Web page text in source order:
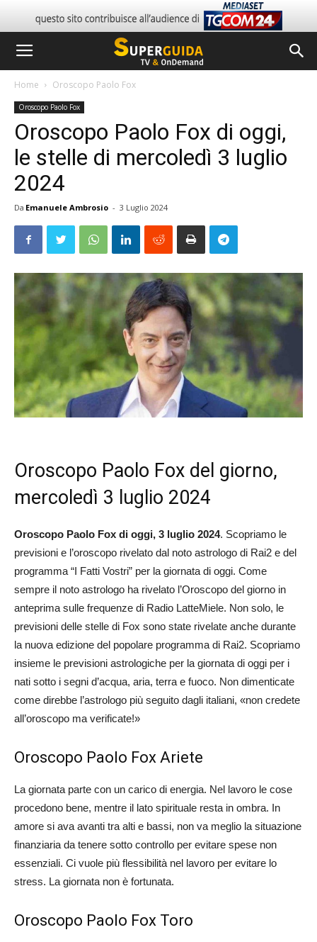
Home Oroscopo Paolo Fox
Oroscopo Paolo Fox
Oroscopo Paolo Fox di oggi,
le stelle di mercoledì 3 luglio
2024
Da Emanuele Ambrosio - 3 Luglio 2024
Oroscopo Paolo Fox del giorno,
mercoledì 3 luglio 2024
Oroscopo Paolo Fox di oggi, 3 luglio 2024. Scopriamo le
previsioni e l’oroscopo rivelato dal noto astrologo di Rai2 e del
programma “I Fatti Vostri” per la giornata di oggi. Come
sempre il noto astrologo ha rivelato l’Oroscopo del giorno in
anteprima sulle frequenze di Radio LatteMiele. Non solo, le
previsioni delle stelle di Fox sono state rivelate anche durante
la nuova edizione del popolare programma di Rai2. Scopriamo
insieme le previsioni astrologiche per la giornata di oggi per i
nati sotto i segni d’acqua, aria, terra e fuoco. Non dimenticate
come direbbe l’astrologo più seguito dagli italiani, «non credete
all’oroscopo ma verificate!»
Oroscopo Paolo Fox Ariete
La giornata parte con un carico di energia. Nel lavoro le cose
procedono bene, mentre il lato spirituale resta in ombra. In
amore si ava avanti tra alti e bassi, non va meglio la situazione
finanziaria da tenere sotto controllo per evitare spese non
essenziali. Ci vuole più flessibilità nel lavoro per evitare lo
stress. La giornata non è fortunata.
Oroscopo Paolo Fox Toro